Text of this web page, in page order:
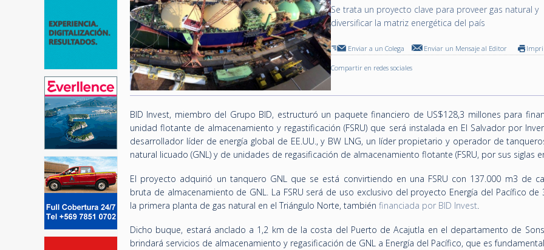
Se trata un proyecto clave para proveer gas natural y
diversificar la matriz energética del país
Enviar a un Colega Enviar un Mensaje al Editor
Compartir en redes sociales
BID Invest, miembro del Grupo BID, estructuró un paquete financiero de US$128,3 millones para
unidad flotante de almacenamiento y regastificación (FSRU) que será instalada en El Salvador por
desarrollador líder de energía global de EE.UU., y BW LNG, un líder propietario y operador de
natural licuado (GNL) y de unidades de regasificación de almacenamiento flotante (FSRU, por sus siglas
El proyecto adquirió un tanquero GNL que se está convirtiendo en una FSRU con 137.000 m3 de
bruta de almacenamiento de GNL. La FSRU será de uso exclusivo del proyecto Energía del Pacífico de
la primera planta de gas natural en el Triángulo Norte, también financiada por BID Invest.
Dicho buque, estará anclado a 1,2 km de la costa del Puerto de Acajutla en el departamento de
brindará servicios de almacenamiento y regasificación de GNL a Energía del Pacífico, que es